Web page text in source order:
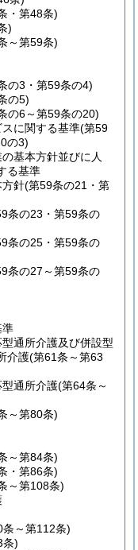
・第48条)
)
～第59条)
の3・第59条の4)
の5)
の6～第59条の20)
に関する基準(第59
の3)
基本方針並びに人
る基準
方針(第59条の21・第
条の23・第59条の
条の25・第59条の
条の27～第59条の
準
通所介護及び併設型
介護(第61条～第63
通所介護(第64条～
～第80条)
～第84条)
・第86条)
～第108条)
条～第112条)
条)